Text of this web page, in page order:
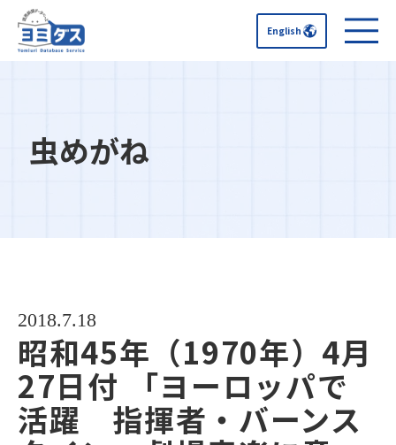
English
虫めがね
2018.7.18
昭和45年（1970年）4月
27日付 「ヨーロッパで
活躍 指揮者・バーンス